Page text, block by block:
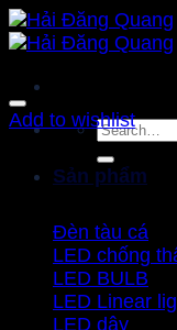
Bỏ
qua
dung
Search
Sản phẩm
Đèn tàu cá
LED chống
LED BULB
LED Linear
LED dây
Add to wishlist